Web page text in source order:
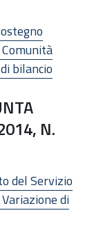
bilancio
N.
del Servizio
di